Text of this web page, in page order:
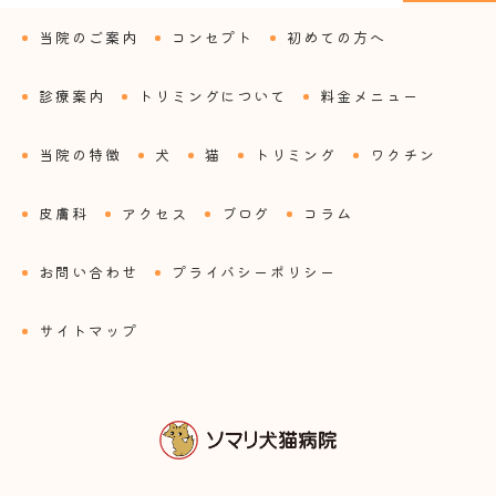
当院のご案内 コンセプト 初めての方へ
診療案内 トリミングについて 料金メニュー
当院の特徴 犬 猫 トリミング ワクチン
皮膚科 アクセス ブログ コラム
お問い合わせ プライバシーポリシー
サイトマップ